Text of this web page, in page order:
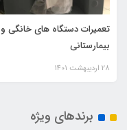
تعمیرات دستگاه های خانگی و
بیمارستانی
28 ارديبهشت 1401
برندهای ویژه